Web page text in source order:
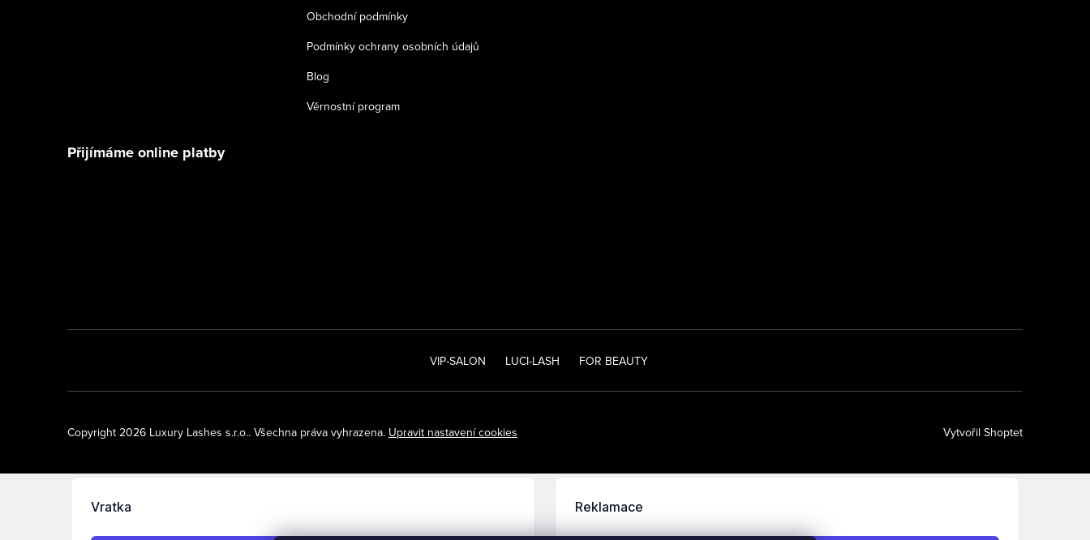
Obchodní podmínky
Podmínky ochrany osobních údajů
Blog
Věrnostní program
Přijímáme online platby
VIP-SALON LUCI-LASH FOR BEAUTY
Vytvořil Shoptet
Copyright 2026 Luxury Lashes s.r.o.. Všechna práva vyhrazena. Upravit nastavení cookies